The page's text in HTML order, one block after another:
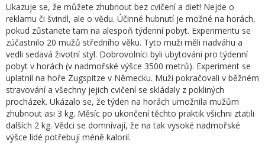
Ukazuje se, že můžete zhubnout bez cvičení a diet! Nejde o
reklamu či švindl, ale o vědu. Účinné hubnutí je možné na horách,
pokud zůstanete tam na alespoň týdenní pobyt. Experimentu se
zúčastnilo 20 mužů středního věku. Tyto muži měli nadváhu a
vedli sedavá životní styl. Dobrovolníci byli ubytováni pro týdenní
pobyt v horách (v nadmořské výšce 3500 metrů). Experiment se
uplatnil na hoře Zugspitze v Německu. Muži pokračovali v běžném
stravování a všechny jejich cvičení se skládaly z pokliných
procházek. Ukázalo se, že týden na horách umožnila mužům
zhubnout asi 3 kg. Měsíc po ukončení těchto praktik všichni ztatili
dalších 2 kg. Vědci se domnívají, že na tak vysoké nadmořské
výšce lidé potřebují méně kalorií.